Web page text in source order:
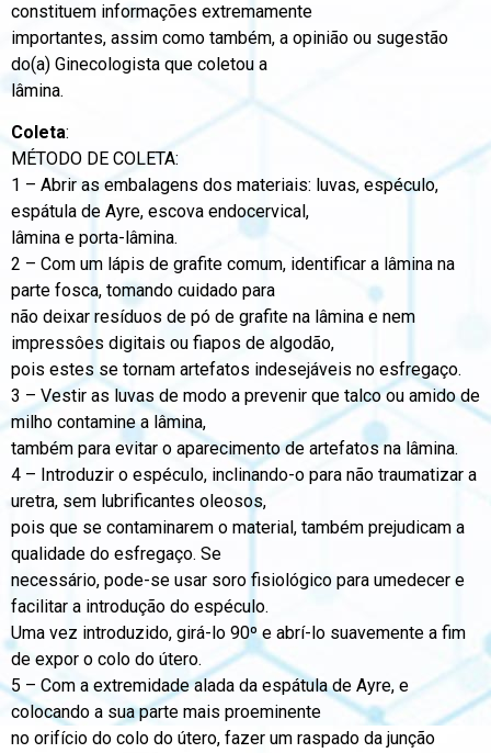
constituem informações extremamente
importantes, assim como também, a opinião ou sugestão
do(a) Ginecologista que coletou a
lâmina.
Coleta:
MÉTODO DE COLETA:
1 – Abrir as embalagens dos materiais: luvas, espéculo,
espátula de Ayre, escova endocervical,
lâmina e porta-lâmina.
2 – Com um lápis de grafite comum, identificar a lâmina na
parte fosca, tomando cuidado para
não deixar resíduos de pó de grafite na lâmina e nem
impressôes digitais ou fiapos de algodão,
pois estes se tornam artefatos indesejáveis no esfregaço.
3 – Vestir as luvas de modo a prevenir que talco ou amido de
milho contamine a lâmina,
também para evitar o aparecimento de artefatos na lâmina.
4 – Introduzir o espéculo, inclinando-o para não traumatizar a
uretra, sem lubrificantes oleosos,
pois que se contaminarem o material, também prejudicam a
qualidade do esfregaço. Se
necessário, pode-se usar soro fisiológico para umedecer e
facilitar a introdução do espéculo.
Uma vez introduzido, girá-lo 90º e abrí-lo suavemente a fim
de expor o colo do útero.
5 – Com a extremidade alada da espátula de Ayre, e
colocando a sua parte mais proeminente
no orifício do colo do útero, fazer um raspado da junção